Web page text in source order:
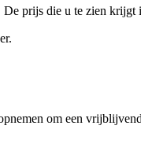
prijs die u te zien krijgt
om een